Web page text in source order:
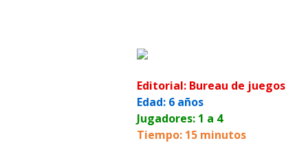
Editorial: Bureau de juegos
Edad: 6 años
Jugadores: 1 a 4
Tiempo: 15 minutos